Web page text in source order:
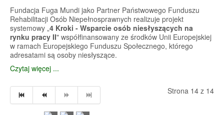
Fundacja Fuga Mundi jako Partner Państwowego Funduszu
Rehabilitacji Osób Niepełnosprawnych realizuje projekt
systemowy „4 Kroki - Wsparcie osób niesłyszących na
rynku pracy II" współfinansowany ze środków Unii Europejskiej
w ramach Europejskiego Funduszu Społecznego, którego
adresatami są osoby niesłyszące.
Czytaj więcej ...
Strona 14 z 14